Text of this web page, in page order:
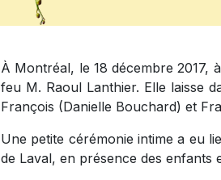
À Montréal, le 18 décembre 2017,
feu M. Raoul Lanthier. Elle laisse
François (Danielle Bouchard) et
Une petite cérémonie intime a eu
de Laval, en présence des enfants